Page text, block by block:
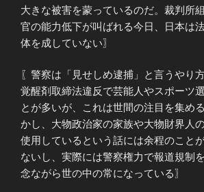
大きな被害を蒙っているのだ。裁判所
官の能力低下が叫ばれる今日、日本は
体を成していない〗
〖警察は「見せしめ逮捕」と言うやり
覚醒剤取締法違反で芸能人やスポーツ
とが多いが、これは世間の注目を集め
かし、大物政治家の家族や大物財界人
使用しているという話には余程のこと
ないし、実際には警察権力で報道規制
念ながら世の中の常になっている〗